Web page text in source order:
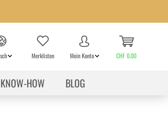
Merklisten Mein Konto CHF 0.00
KNOW-HOW BLOG